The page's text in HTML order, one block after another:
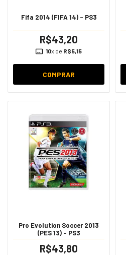
Fifa 2014 (FIFA 14) - PS3
R$43,20
10x de R$5,15
COMPRAR
Pro Evolution Soccer 2013
(PES 13) - PS3
R$43,80